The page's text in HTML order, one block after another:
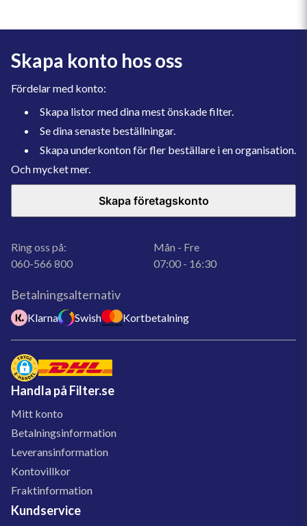
Skapa konto hos oss
Fördelar med konto:
Skapa listor med dina mest önskade filter.
Se dina senaste beställningar.
Skapa underkonton för fler beställare i en organisation.
Och mycket mer.
Skapa företagskonto
Ring oss på:
060-566 800
Mån - Fre
07:00 - 16:30
Betalningsalternativ
Klarna Swish Kortbetalning
Handla på Filter.se
Mitt konto
Betalningsinformation
Leveransinformation
Kontovillkor
Fraktinformation
Kundservice